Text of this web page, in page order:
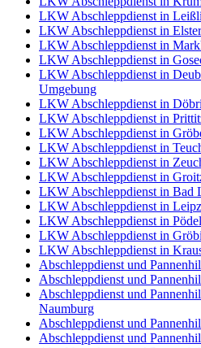
LKW Abschleppdienst in
LKW Abschleppdienst in
LKW Abschleppdienst in
LKW Abschleppdienst in
LKW Abschleppdienst in
Umgebung
LKW Abschleppdienst in
LKW Abschleppdienst in
LKW Abschleppdienst in
LKW Abschleppdienst in
LKW Abschleppdienst in
LKW Abschleppdienst in
LKW Abschleppdienst in Bad
LKW Abschleppdienst in
LKW Abschleppdienst in
LKW Abschleppdienst in
LKW Abschleppdienst in
Abschleppdienst und
Abschleppdienst und
Abschleppdienst und
Naumburg
Abschleppdienst und
Abschleppdienst und